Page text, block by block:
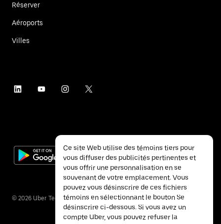
Réserver
Aéroports
Villes
© 2026 Uber Technologies inc.
Ce site Web utilise des témoins tiers pour
vous diffuser des publicités pertinentes et
vous offrir une personnalisation en se
souvenant de votre emplacement. Vous
pouvez vous désinscrire de ces fichiers
témoins en sélectionnant le bouton Se
désinscrire ci-dessous. Si vous avez un
compte Uber, vous pouvez refuser la